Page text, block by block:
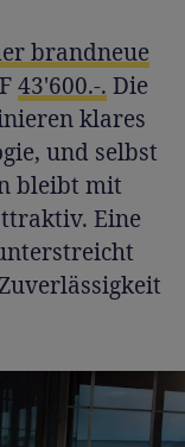
brandneue
43'600.-. Die
klares
und selbst
bleibt mit
Eine